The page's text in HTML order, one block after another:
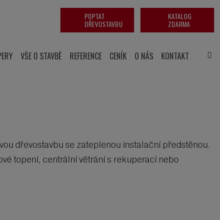
VŠE O STAVBĚ REFERENCE CENÍK O NÁS KONTAKT
POPTAT
DŘEVOSTAVBU
KATALOG
ZDARMA
dřevostavbu se zateplenou instalační předstěnou.
topení, centrální větrání s rekuperací nebo